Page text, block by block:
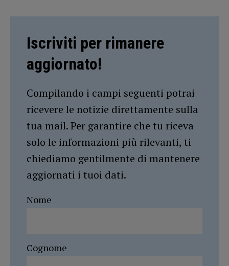
Iscriviti per rimanere
aggiornato!
Compilando i campi seguenti potrai
ricevere le notizie direttamente sulla
tua mail. Per garantire che tu riceva
solo le informazioni più rilevanti, ti
chiediamo gentilmente di mantenere
aggiornati i tuoi dati.
Nome
Cognome